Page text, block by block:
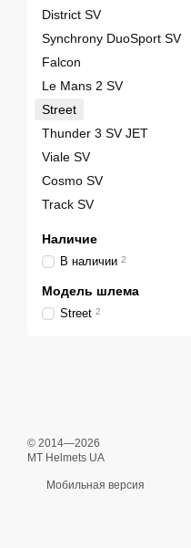
District SV
Synchrony DuoSport SV
Falcon
Le Mans 2 SV
Street
Thunder 3 SV JET
Viale SV
Cosmo SV
Track SV
Наличие
В наличии 2
Модель шлема
Street 2
© 2014—2026
MT Helmets UA
Мобильная версия